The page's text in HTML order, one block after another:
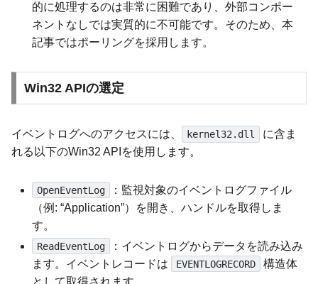
的に処理するのは非常に困難であり、外部コンポー
ネントなしでは実質的に不可能です。そのため、本
記事ではポーリングを採用します。
Win32 APIの選定
イベントログへのアクセスには、 kernel32.dll
に含ま
れる以下のWin32 APIを使用します。
OpenEventLog
：監視対象のイベントログファイル
（例: “Application”）を開き、ハンドルを取得しま
す。
ReadEventLog
：イベントログからデータを読み込み
ます。イベントレコードは
EVENTLOGRECORD
構造体
として取得されます。